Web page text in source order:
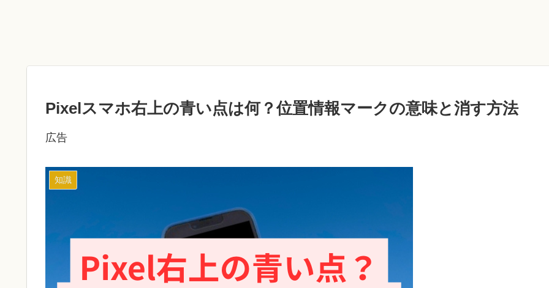
Pixelスマホ右上の青い点は何？位置情報マークの意味と消す方法
広告
知識